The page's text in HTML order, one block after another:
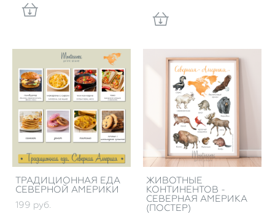
ТРАДИЦИОННАЯ ЕДА
СЕВЕРНОЙ АМЕРИКИ
199 pуб.
ЖИВОТНЫЕ
КОНТИНЕНТОВ -
СЕВЕРНАЯ АМЕРИКА
(ПОСТЕР)